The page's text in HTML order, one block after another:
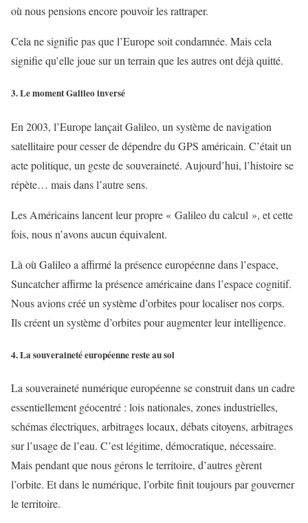
où nous pensions encore pouvoir les rattraper.
Cela ne signifie pas que l’Europe soit condamnée. Mais cela
signifie qu’elle joue sur un terrain que les autres ont déjà quitté.
3. Le moment Galileo inversé
En 2003, l’Europe lançait Galileo, un système de navigation
satellitaire pour cesser de dépendre du GPS américain. C’était un
acte politique, un geste de souveraineté. Aujourd’hui, l’histoire se
répète… mais dans l’autre sens.
Les Américains lancent leur propre « Galileo du calcul », et cette
fois, nous n’avons aucun équivalent.
Là où Galileo a affirmé la présence européenne dans l’espace,
Suncatcher affirme la présence américaine dans l’espace cognitif.
Nous avions créé un système d’orbites pour localiser nos corps.
Ils créent un système d’orbites pour augmenter leur intelligence.
4. La souveraineté européenne reste au sol
La souveraineté numérique européenne se construit dans un cadre
essentiellement géocentré : lois nationales, zones industrielles,
schémas électriques, arbitrages locaux, débats citoyens, arbitrages
sur l’usage de l’eau. C’est légitime, démocratique, nécessaire.
Mais pendant que nous gérons le territoire, d’autres gèrent
l’orbite. Et dans le numérique, l’orbite finit toujours par gouverner
le territoire.